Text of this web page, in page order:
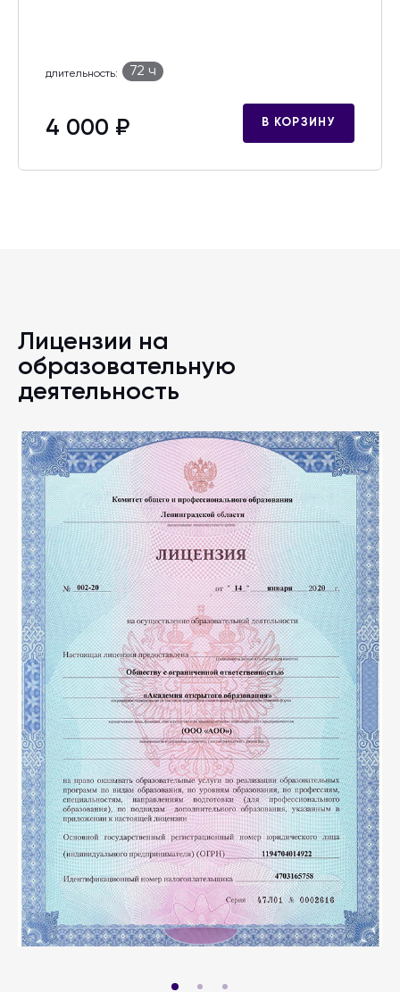
длительность: 72 ч
4 000 ₽ В КОРЗИНУ
Лицензии на
образовательную
деятельность